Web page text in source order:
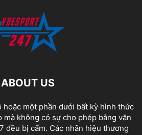
ABOUT US
hoặc một phần dưới bất kỳ hình thức
mà không có sự cho phép bằng văn
đều bị cấm. Các nhãn hiệu thương